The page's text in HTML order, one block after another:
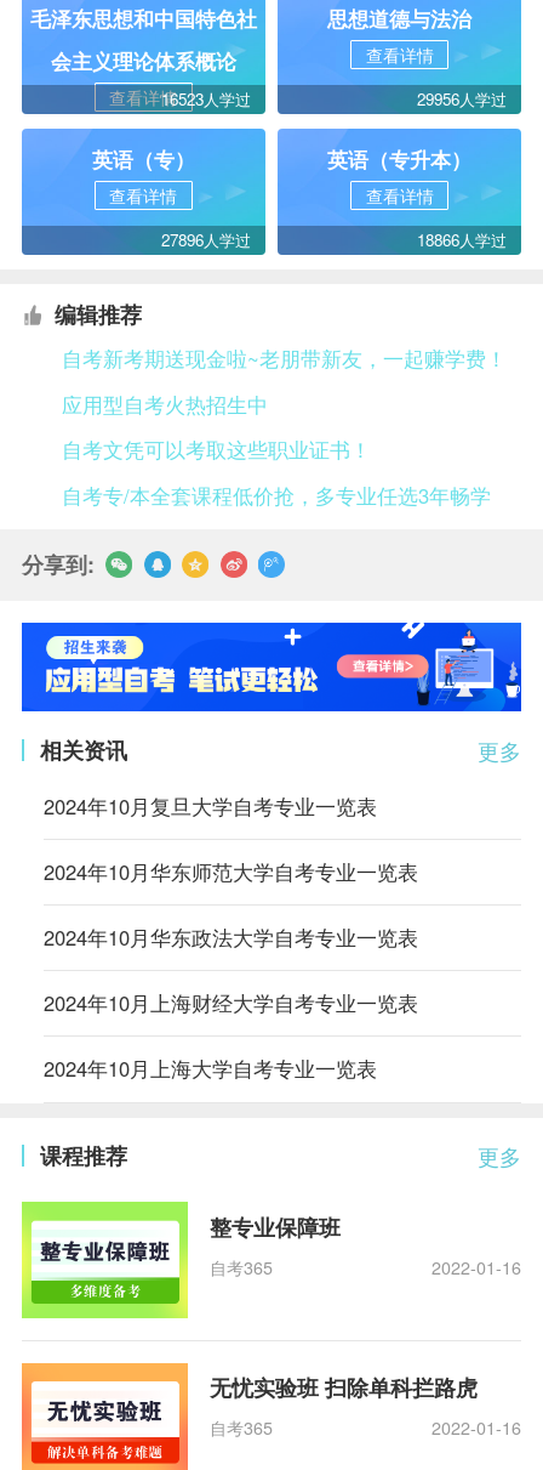
毛泽东思想和中国特色社
会主义理论体系概论
查看详情16523人学过
思想道德与法治
查看详情
29956人学过
英语（专）
查看详情
27896人学过
英语（专升本）
查看详情
18866人学过
编辑推荐
自考新考期送现金啦~老朋带新友，一起赚学费！
应用型自考火热招生中
自考文凭可以考取这些职业证书！
自考专/本全套课程低价抢，多专业任选3年畅学
分享到:
更多
相关资讯
2024年10月复旦大学自考专业一览表
2024年10月华东师范大学自考专业一览表
2024年10月华东政法大学自考专业一览表
2024年10月上海财经大学自考专业一览表
2024年10月上海大学自考专业一览表
更多
课程推荐
整专业保障班
自考365 2022-01-16
无忧实验班 扫除单科拦路虎
自考365 2022-01-16